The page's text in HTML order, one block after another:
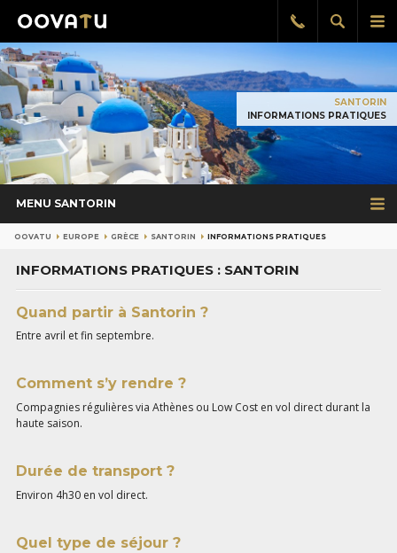
le
Afficher
la
Rappel
gratuit
SANTORIN
INFORMATIONS PRATIQUES
MENU SANTORIN
OOVATU EUROPE GRÈCE SANTORIN INFORMATIONS PRATIQUES
INFORMATIONS PRATIQUES : SANTORIN
Quand partir à Santorin ?
Entre avril et fin septembre.
Comment s’y rendre ?
Compagnies régulières via Athènes ou Low Cost en vol direct durant la
haute saison.
Durée de transport ?
Environ 4h30 en vol direct.
Quel type de séjour ?